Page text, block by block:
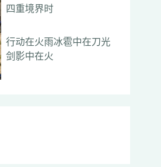
四重境界时
行动在火雨冰雹中在刀光
剑影中在火